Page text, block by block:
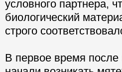
условного партнера,
биологический
строго
В первое время после